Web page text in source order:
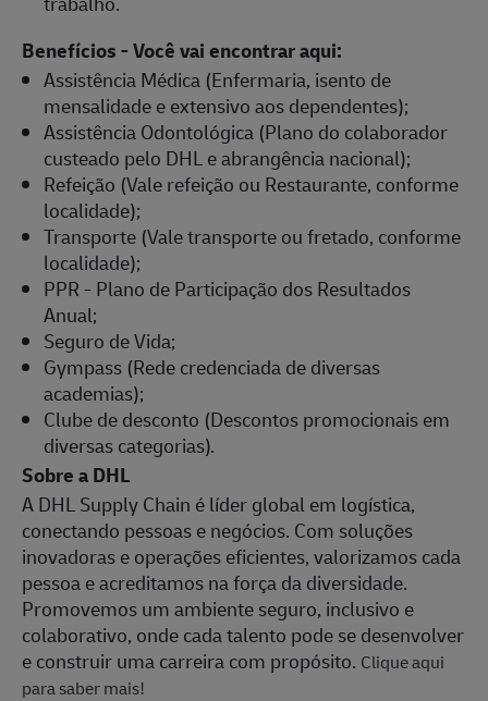
Benefícios - Você vai encontrar aqui:
Assistência Médica (Enfermaria, isento de
mensalidade e extensivo aos dependentes);
Assistência Odontológica (Plano do colaborador
custeado pelo DHL e abrangência nacional);
Refeição (Vale refeição ou Restaurante, conforme
localidade);
Transporte (Vale transporte ou fretado, conforme
localidade);
PPR - Plano de Participação dos Resultados
Anual;
Seguro de Vida;
Gympass (Rede credenciada de diversas
academias);
Clube de desconto (Descontos promocionais em
diversas categorias).
Sobre a DHL
A DHL Supply Chain é líder global em logística,
conectando pessoas e negócios. Com soluções
inovadoras e operações eficientes, valorizamos cada
pessoa e acreditamos na força da diversidade.
Promovemos um ambiente seguro, inclusivo e
colaborativo, onde cada talento pode se desenvolver
e construir uma carreira com propósito. Clique aqui
para saber mais!